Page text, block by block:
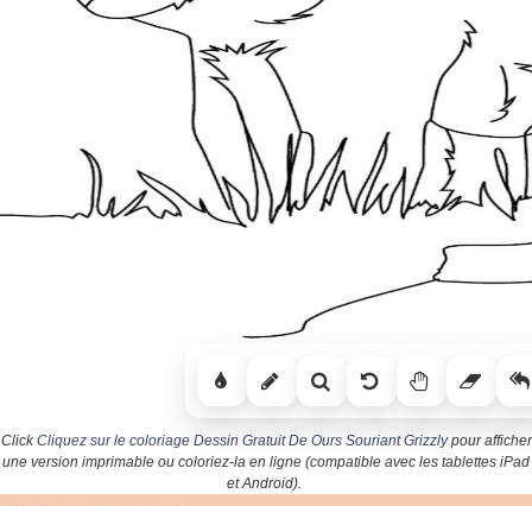
ClickCliquez sur le coloriage Dessin Gratuit De Ours Souriant Grizzlypour afficher
une version imprimable ou coloriez-la en ligne (compatible avec les tablettes iPad
et Android).